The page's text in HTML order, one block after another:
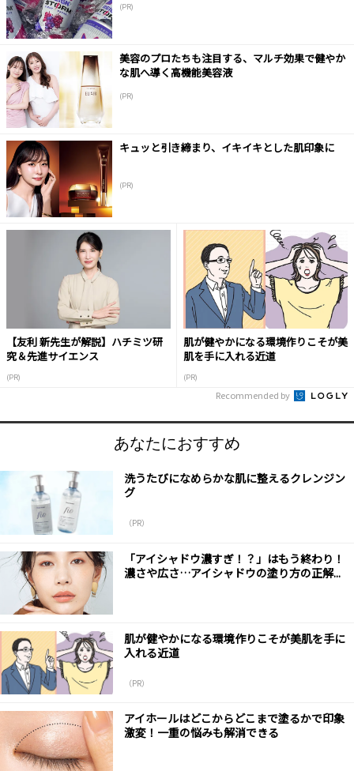
(PR)
美容のプロたちも注目する、マルチ効果で健やか
な肌へ導く高機能美容液
(PR)
キュッと引き締まり、イキイキとした肌印象に
(PR)
【友利 新先生が解説】ハチミツ研
究＆先進サイエンス
(PR)
肌が健やかになる環境作りこそが美
肌を手に入れる近道
(PR)
Recommended by
あなたにおすすめ
洗うたびになめらかな肌に整えるクレンジン
グ
（PR）
「アイシャドウ濃すぎ！？」はもう終わり！
濃さや広さ…アイシャドウの塗り方の正解...
肌が健やかになる環境作りこそが美肌を手に
入れる近道
（PR）
アイホールはどこからどこまで塗るかで印象
激変！一重の悩みも解消できる